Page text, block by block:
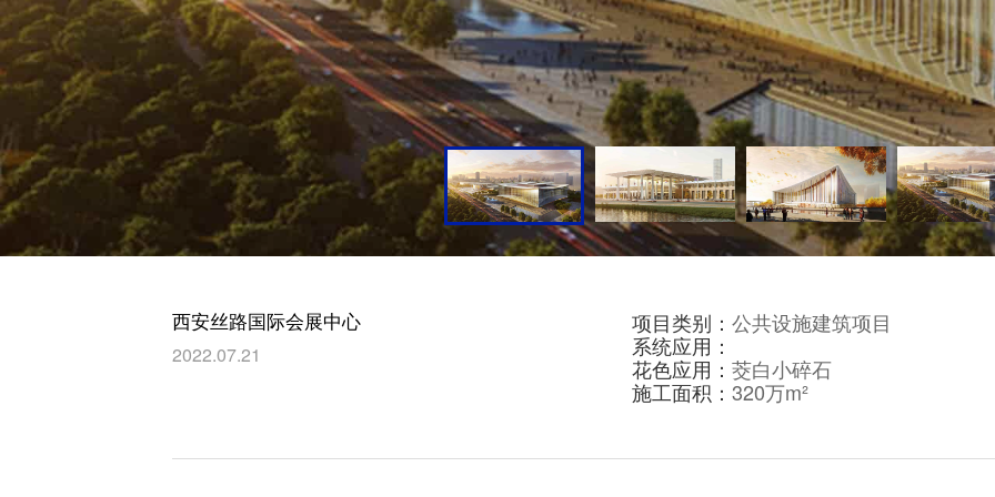
西安丝路国际会展中心
2022.07.21
项目类别： 公共设施建筑项目
系统应用：
花色应用： 茭白小碎石
施工面积： 320万m²